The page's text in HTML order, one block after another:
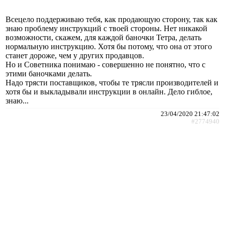
Всецело поддерживаю тебя, как продающую сторону, так как
знаю проблему инструкций с твоей стороны. Нет никакой
возможности, скажем, для каждой баночки Тетра, делать
нормальную инструкцию. Хотя бы потому, что она от этого
станет дороже, чем у других продавцов.
Но и Советника понимаю - совершенно не понятно, что с
этими баночками делать.
Надо трясти поставщиков, чтобы те трясли производителей и
хотя бы и выкладывали инструкции в онлайн. Дело гиблое,
знаю...
23/04/2020 21:47:02
#2774940